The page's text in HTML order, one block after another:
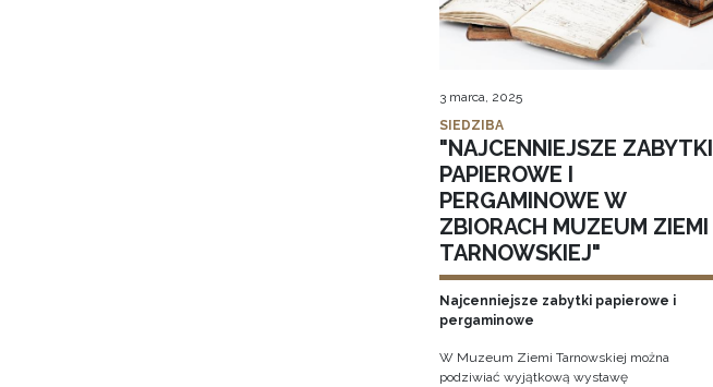
3 marca, 2025
SIEDZIBA
"NAJCENNIEJSZE ZABYTKI
PAPIEROWE I
PERGAMINOWE W
ZBIORACH MUZEUM ZIEMI
TARNOWSKIEJ"
Najcenniejsze zabytki papierowe i
pergaminowe
W Muzeum Ziemi Tarnowskiej można
podziwiać wyjątkową wystawę